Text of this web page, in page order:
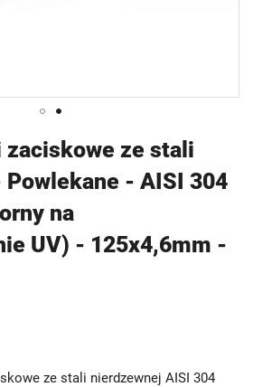
zaciskowe ze stali
- AISI 304
na
UV) - 125x4,6mm -
ze stali nierdzewnej AISI 304